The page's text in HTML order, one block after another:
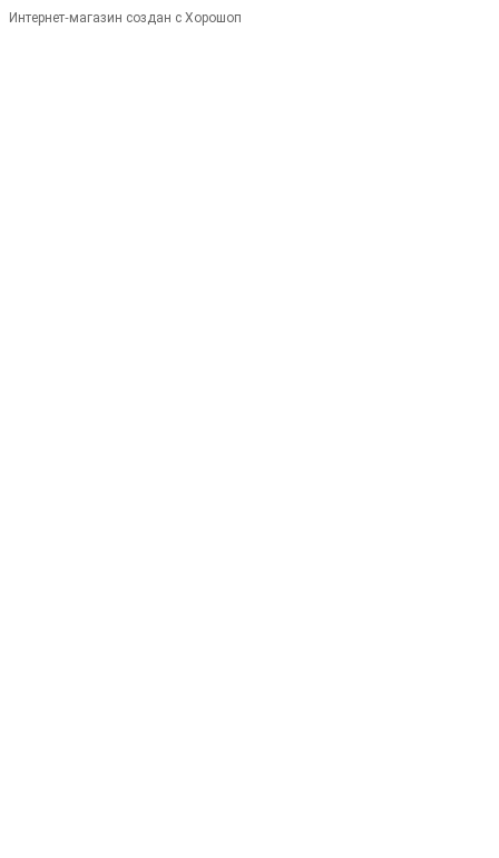
Интернет-магазин создан с Хорошоп